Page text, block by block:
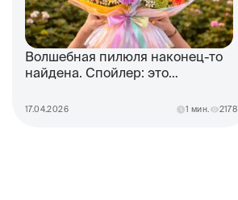
Волшебная пилюля наконец-то
найдена. Спойлер: это
17.04.2026 1 мин. 2178